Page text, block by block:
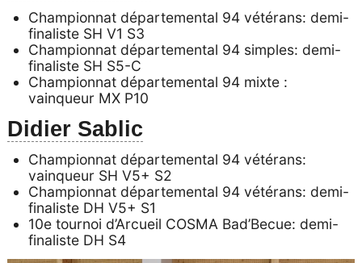
Championnat départemental 94 vétérans: demi-
finaliste SH V1 S3
Championnat départemental 94 simples: demi-
finaliste SH S5-C
Championnat départemental 94 mixte :
vainqueur MX P10
Didier Sablic
Championnat départemental 94 vétérans:
vainqueur SH V5+ S2
Championnat départemental 94 vétérans: demi-
finaliste DH V5+ S1
10e tournoi d’Arcueil COSMA Bad’Becue: demi-
finaliste DH S4